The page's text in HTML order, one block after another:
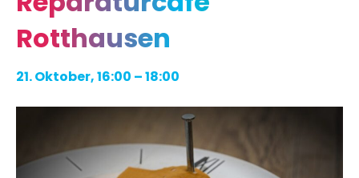
Rotthausen
21. Oktober, 16:00 –18:00